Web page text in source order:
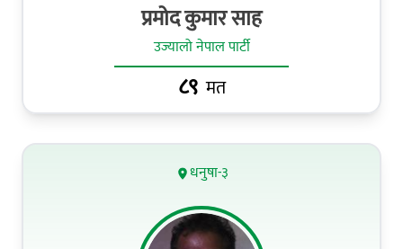
प्रमोद कुमार साह
उज्यालो नेपाल पार्टी
८९ मत
धनुषा-३